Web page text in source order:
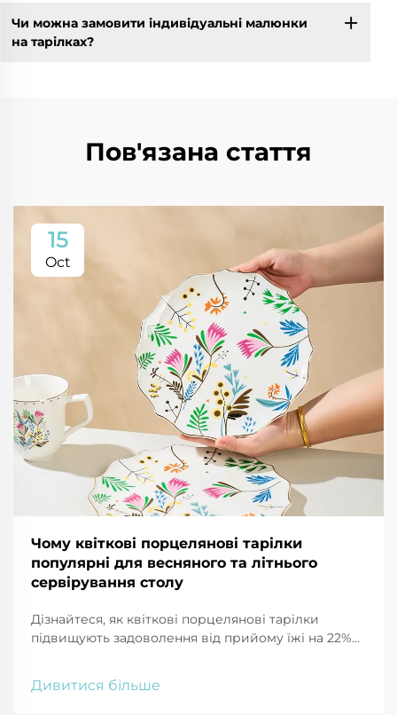
Чи можна замовити індивідуальні малюнки
на тарілках?
Пов'язана стаття
15
Oct
Чому квіткові порцелянові тарілки
популярні для весняного та літнього
сервірування столу
Дізнайтеся, як квіткові порцелянові тарілки
підвищують задоволення від прийому їжі на 22%
обирають їх для проведення вечірок на свіжому
Дивитися більше